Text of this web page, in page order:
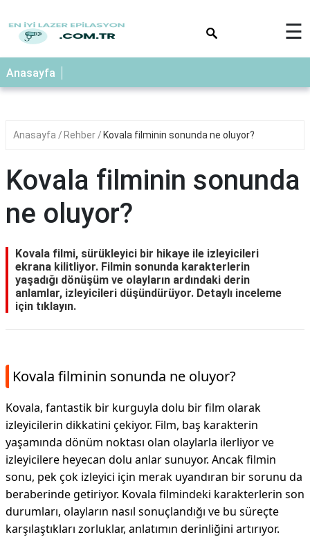
☰
Anasayfa
Anasayfa Rehber Kovala filminin sonunda ne oluyor?
Kovala filminin sonunda
ne oluyor?
Kovala filmi, sürükleyici bir hikaye ile izleyicileri
ekrana kilitliyor. Filmin sonunda karakterlerin
yaşadığı dönüşüm ve olayların ardındaki derin
anlamlar, izleyicileri düşündürüyor. Detaylı inceleme
için tıklayın.
Kovala filminin sonunda ne oluyor?
Kovala, fantastik bir kurguyla dolu bir film olarak
izleyicilerin dikkatini çekiyor. Film, baş karakterin
yaşamında dönüm noktası olan olaylarla ilerliyor ve
izleyicilere heyecan dolu anlar sunuyor. Ancak filmin
sonu, pek çok izleyici için merak uyandıran bir sorunu da
beraberinde getiriyor. Kovala filmindeki karakterlerin son
durumları, olayların nasıl sonuçlandığı ve bu süreçte
karşılaştıkları zorluklar, anlatımın derinliğini artırıyor.